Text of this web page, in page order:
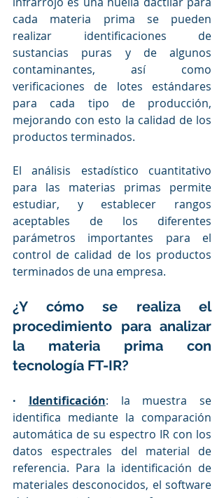
cada materia prima se pueden
realizar identificaciones de
sustancias puras y de algunos
contaminantes, así como
verificaciones de lotes estándares
para cada tipo de producción,
mejorando con esto la calidad de los
productos terminados.
El análisis estadístico cuantitativo
para las materias primas permite
estudiar, y establecer rangos
aceptables de los diferentes
parámetros importantes para el
control de calidad de los productos
terminados de una empresa.
¿Y cómo se realiza el
procedimiento para analizar
la materia prima con
tecnología FT-IR?
· Identificación: la muestra se
identifica mediante la comparación
automática de su espectro IR con los
datos espectrales del material de
referencia. Para la identificación de
materiales desconocidos, el software